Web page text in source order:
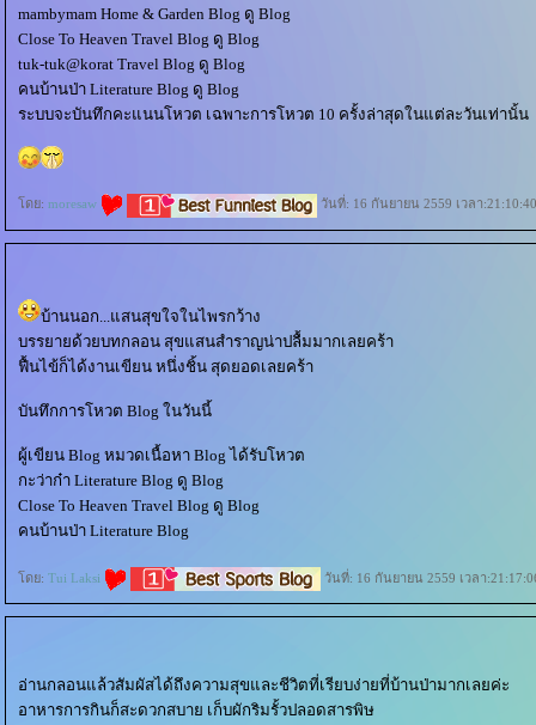
mambymam Home & Garden Blog ดู Blog
Close To Heaven Travel Blog ดู Blog
tuk-tuk@korat Travel Blog ดู Blog
คนบ้านป่า Literature Blog ดู Blog
ระบบจะบันทึกคะแนนโหวต เฉพาะการโหวต 10 ครั้งล่าสุดในแต่ละวันเท่านั้น
ดย: moresaw วันที่: 16 กันยายน 2559 เวลา
บ้านนอก...แสนสุขใจในไพรกว้าง
บรรยายด้วยบทกลอน สุขแสนสำราญน่าปลื้มมากเลยคร้า
ฟื้นไข้ก็ได้งานเขียน หนึ่งชิ้น สุดยอดเลยคร้า
บันทึกการโหวต Blog ในวันนี้
ผู้เขียน Blog หมวดเนื้อหา Blog ได้รับโหวต
กะว่าก๋า Literature Blog ดู Blog
Close To Heaven Travel Blog ดู Blog
คนบ้านป่า Literature Blog
ดย: Tui Laksi วันที่: 16 กันยายน 2559 เวลา
อ่านกลอนแล้วสัมผัสได้ถึงความสุขและชีวิตที่เรียบง่ายที่บ้านป่ามากเลยค่ะ
อาหารการกินก็สะดวกสบาย เก็บผักริมรั้วปลอดสารพิษ